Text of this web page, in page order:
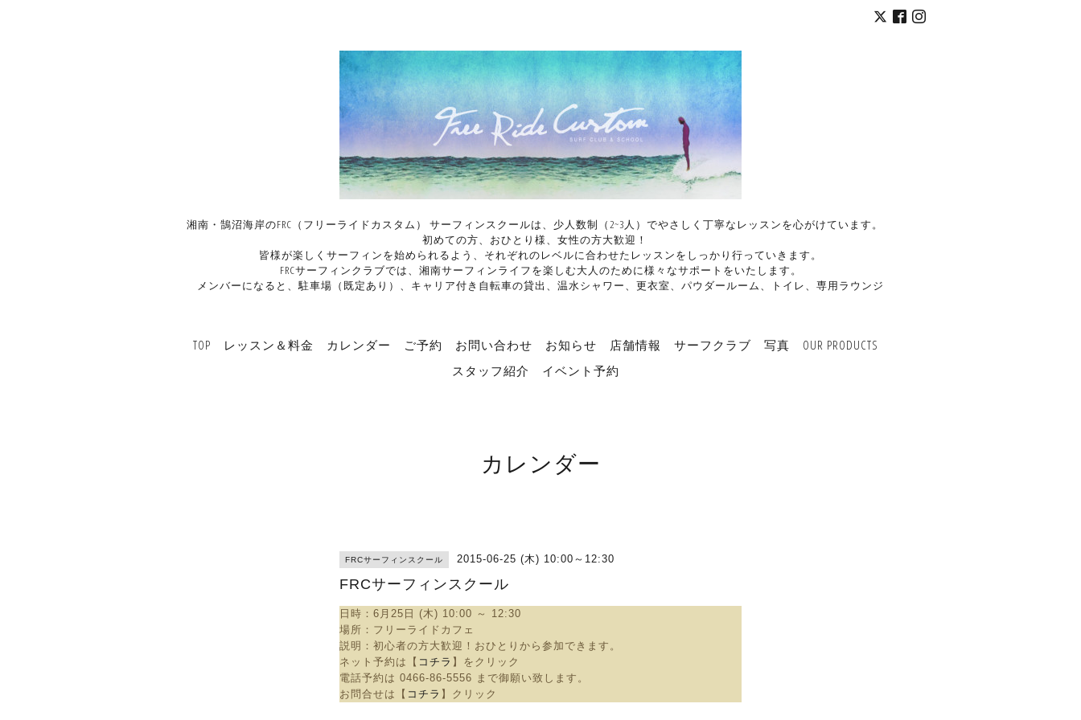
湘南・鵠沼海岸のFRC（フリーライドカスタム） サーフィンスクールは、少人数制（2~3人）でやさしく丁寧なレッスンを心がけています。
初めての方、おひとり様、女性の方大歓迎！
皆様が楽しくサーフィンを始められるよう、それぞれのレベルに合わせたレッスンをしっかり行っていきます。
FRCサーフィンクラブでは、湘南サーフィンライフを楽しむ大人のために様々なサポートをいたします。
メンバーになると、駐車場（既定あり）、キャリア付き自転車の貸出、温水シャワー、更衣室、パウダールーム、トイレ、専用ラウンジ
TOP レッスン＆料金 カレンダー ご予約 お問い合わせ お知らせ 店舗情報 サーフクラブ 写真
OUR PRODUCTS
スタッフ紹介
イベント予約
カレンダー
FRCサーフィンスクール 2015-06-25 (木) 10:00～12:30
FRCサーフィンスクール
日時：6 月25日 (木) 10:00 ～ 12:30
場所： フリーライドカフェ
説明： 初心者の方大歓迎！おひとりから参加できます。
ネット予約は【 コチラ 】をクリック
電話予約は 0466-86-5556 まで御願い致します。
お問合せは【 コチラ 】クリック